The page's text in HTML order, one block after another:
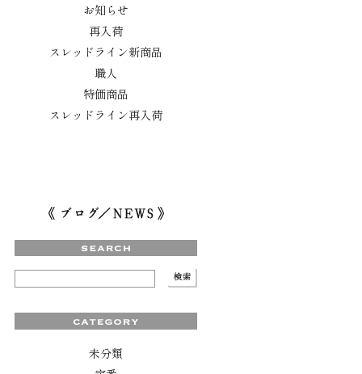
お知らせ
再入荷
スレッドライン新商品
職人
特価商品
スレッドライン再入荷
未分類